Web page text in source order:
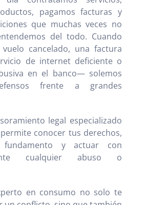
pagamos facturas y
que muchas veces no
del todo. Cuando
cancelado, una factura
de internet deficiente o
en el banco— solemos
frente a grandes
legal especializado
conocer tus derechos,
fundamento y actuar con
cualquier abuso o
en consumo no solo te